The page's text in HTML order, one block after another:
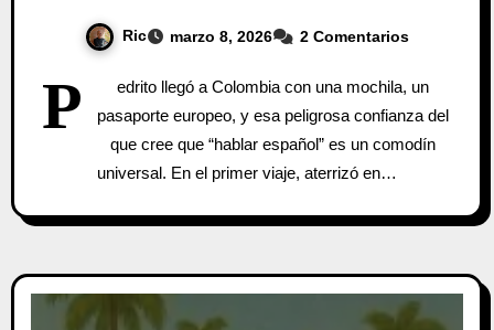
Ric marzo 8, 2026 2 Comentarios
P
edrito llegó a Colombia con una mochila, un
pasaporte europeo, y esa peligrosa confianza del
que cree que “hablar español” es un comodín
universal. En el primer viaje, aterrizó en…